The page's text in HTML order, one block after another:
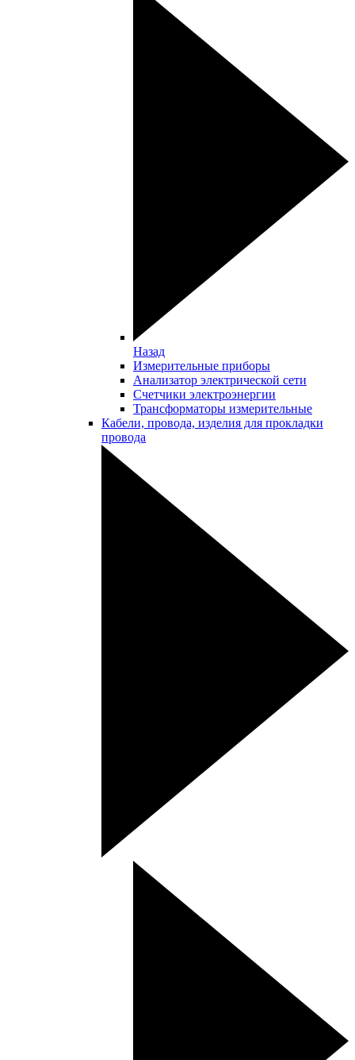
Назад
Измерительные приборы
Анализатор электрической сети
Счетчики электроэнергии
Трансформаторы измерительные
Кабели, провода, изделия для прокладки
провода